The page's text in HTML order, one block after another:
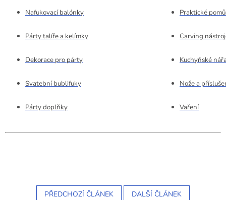
Nafukovací balónky Praktické
Párty talíře a kelímky Carving
Dekorace pro párty Kuchyňské
Svatební bublifuky Nože a
Párty doplňky Vaření
PŘEDCHOZÍ ČLÁNEK DALŠÍ ČLÁNEK